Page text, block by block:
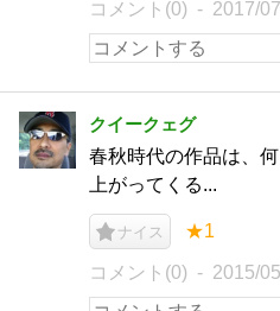
コメント(0) 2017/
クイークェグ
春秋時代の作品は、
上がってくる...
ナイス ★1
コメント(0) 2015/